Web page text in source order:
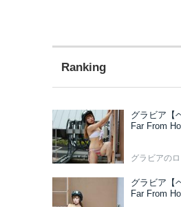
グラビア【
Far From
グラビアの
グラビア【
Far From